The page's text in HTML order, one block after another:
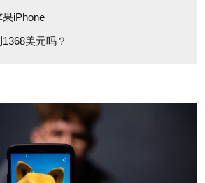
一下
克会
情况
之快简
克的开
communications team
thought about each item
on the list. So let's
consider each item, why
iPhone
美元吗？